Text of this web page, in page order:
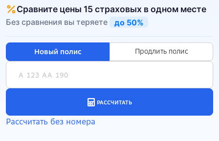
Сравните цены 15 страховых в одном месте
Без сравнения вы теряете до 50%